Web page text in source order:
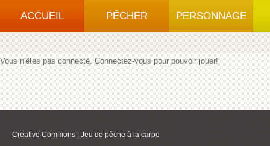
ACCUEIL PÊCHER PERSONNAGE
Vous n'êtes pas connecté.Connectez-vouspour pouvoir jouer!
Creative Commons | Jeu de pêche à la carpe